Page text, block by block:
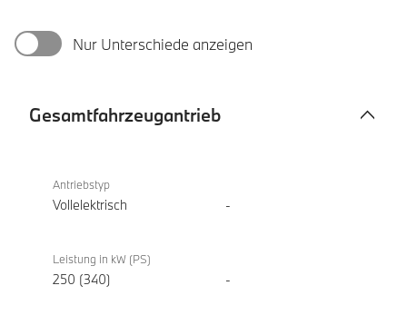
Nur Unterschiede anzeigen
Gesamtfahrzeugantrieb
eDrive40
Berline
Antriebstyp
Vollelektrisch -
Leistung in kW (PS)
250 (340) -